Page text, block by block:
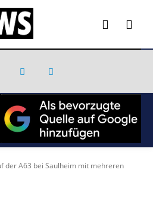
der A63 bei Saulheim mit mehreren